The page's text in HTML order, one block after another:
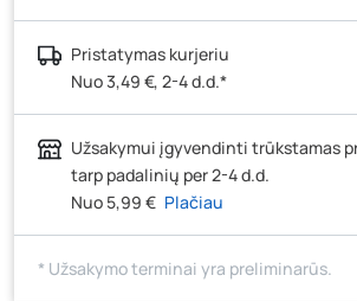
Šilutės pl. 83A, Klaipėda- 0
Pramonės g. 7, Šiauliai
Klaipėdos g. 170R, Panevėžys
J. Basanavičiaus g. 6, Utena
Novočėbės k. 3, Kėdainiai
Skuodo g. 41, Mažeikiai- 3 pakuotės
Pristatymas kurjeriu
Nuo 3,49 €, 2-4 d.d.*
Užsakymui įgyvendinti trūkstamas
tarp padalinių per 2-4 d.d.
Nuo 5,99 € Plačiau
* Užsakymo terminai yra preliminarūs.